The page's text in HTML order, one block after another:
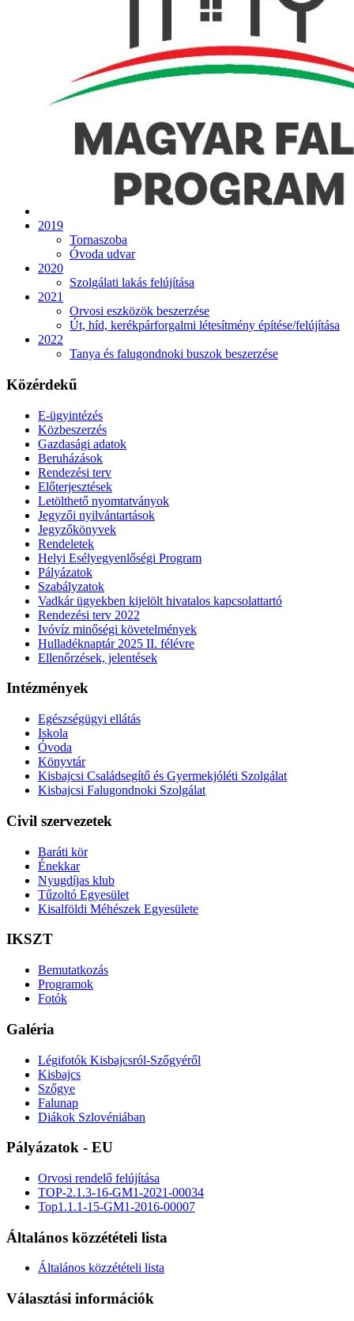
2019
Tornaszoba
Óvoda udvar
2020
Szolgálati lakás felújítása
2021
Orvosi eszközök beszerzése
Út, híd, kerékpárforgalmi létesítmény építése/felújítása
2022
Tanya és falugondnoki buszok beszerzése
Közérdekű
E-ügyintézés
Közbeszerzés
Gazdasági adatok
Beruházások
Rendezési terv
Előterjesztések
Letölthető nyomtatványok
Jegyzői nyilvántartások
Jegyzőkönyvek
Rendeletek
Helyi Esélyegyenlőségi Program
Pályázatok
Szabályzatok
Vadkár ügyekben kijelölt hivatalos kapcsolattartó
Rendezési terv 2022
Ivóvíz minőségi követelmények
Hulladéknaptár 2025 II. félévre
Ellenőrzések, jelentések
Intézmények
Egészségügyi ellátás
Iskola
Óvoda
Könyvtár
Kisbajcsi Családsegítő és Gyermekjóléti Szolgálat
Kisbajcsi Falugondnoki Szolgálat
Civil szervezetek
Baráti kör
Énekkar
Nyugdíjas klub
Tűzoltó Egyesület
Kisalföldi Méhészek Egyesülete
IKSZT
Bemutatkozás
Programok
Fotók
Galéria
Légifotók Kisbajcsról-Szőgyéről
Kisbajcs
Szőgye
Falunap
Diákok Szlovéniában
Pályázatok - EU
Orvosi rendelő felújítása
TOP-2.1.3-16-GM1-2021-00034
Top1.1.1-15-GM1-2016-00007
Általános közzétételi lista
Általános közzétételi lista
Választási információk